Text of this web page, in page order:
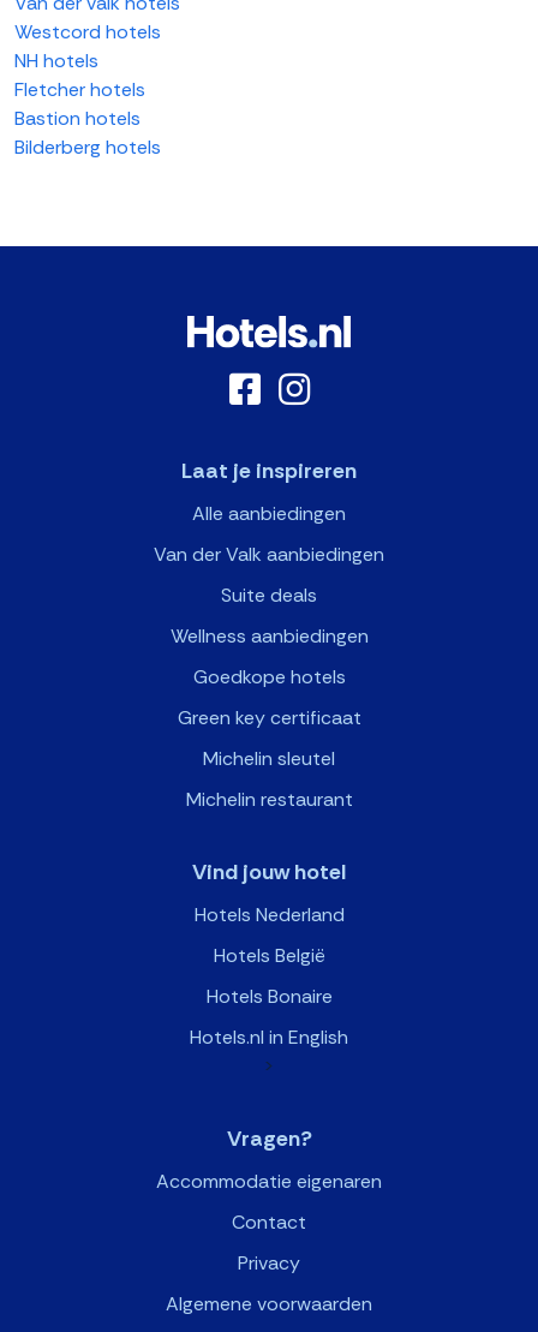
Westcord hotels
NH hotels
Fletcher hotels
Bastion hotels
Bilderberg hotels
Laat je inspireren
Alle aanbiedingen
Van der Valk aanbiedingen
Suite deals
Wellness aanbiedingen
Goedkope hotels
Green key certificaat
Michelin sleutel
Michelin restaurant
Vind jouw hotel
Hotels Nederland
Hotels België
Hotels Bonaire
Hotels.nl in English
>
Vragen?
Accommodatie eigenaren
Contact
Privacy
Algemene voorwaarden